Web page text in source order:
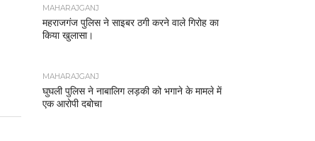
MAHARAJGANJ
महराजगंज पुलिस ने साइबर ठगी करने वाले गिरोह का
किया खुलासा।
MAHARAJGANJ
घुघली पुलिस ने नाबालिग लड़की को भगाने के मामले में
एक आरोपी दबोचा